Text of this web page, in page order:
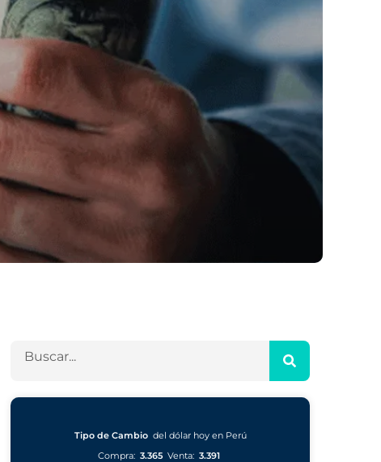
c
Tipo de Cambio del dólar hoy en Perú
Compra: 3.365 Venta: 3.391
sí